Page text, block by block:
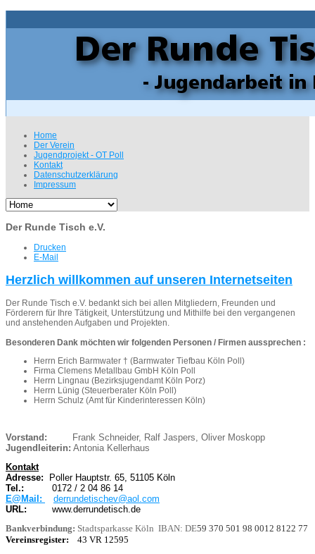
Home
Der Verein
Jugendprojekt - OT Poll
Kontakt
Datenschutzerklärung
Impressum
Der Runde Tisch e.V.
Drucken
E-Mail
Herzlich willkommen auf unseren Internetseiten
Der Runde Tisch e.V. bedankt sich bei allen Mitgliedern, Freunden und
Förderern für Ihre Tätigkeit, Unterstützung und Mithilfe bei den vergangenen
und anstehenden Aufgaben und Projekten.
Besonderen Dank möchten wir folgenden Personen / Firmen aussprechen :
Herrn Erich Barmwater † (Barmwater Tiefbau Köln Poll)
Firma Clemens Metallbau GmbH Köln Poll
Herrn Lingnau (Bezirksjugendamt Köln Porz)
Herrn Lünig (Steuerberater Köln Poll)
Herrn Schulz (Amt für Kinderinteressen Köln)
Vorstand: Frank Schneider, Ralf Jaspers, Oliver Moskopp
Jugendleiterin: Antonia Kellerhaus
Kontakt
Adresse: Poller Hauptstr. 65, 51105 Köln
Tel.:
0172 / 2 04 86 14
E@Mail:
derrundetischev@aol.com
URL: www.derrundetisch.de
Bankverbindung: Stadtsparkasse Köln IBAN: DE59 370 501 98 0012 8122 77
Vereinsregister: 43 VR 12595